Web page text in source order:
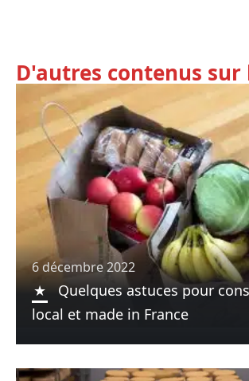
D'autres contenus sur
6 décembre 2022
Quelques astuces pour
local et made in France